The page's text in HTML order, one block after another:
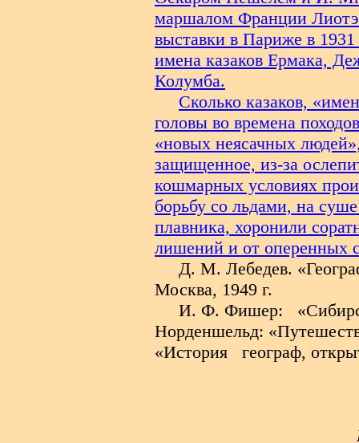
маршалом Франции Лиотэ
выставки в Париже в 1931
имена казаков Ермака,
Колумба.
Сколько казаков,
головы во времена
«новых неясачных
защищенное, из-за
кошмарных условиях
борьбу со льдами, на
плавника, хоронили
лишений и от оперенных
Д. М. Лебедев.
Москва, 1949 г.
И. Ф. Фишер:
Норденшельд:
«История
географ,